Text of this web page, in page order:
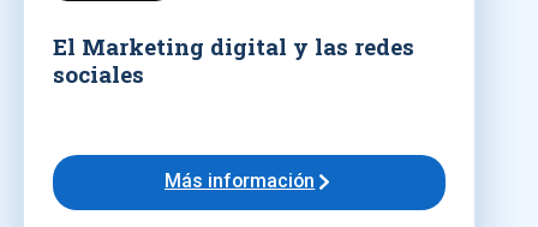
El Marketing digital y las redes
sociales
Más información